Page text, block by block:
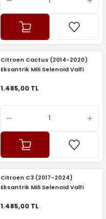
Citroen Cactus (2014-2020)
Eksantrik Mili Selenoid Valfi
1.485,00 TL
Citroen C3 (2017-2024)
Eksantrik Mili Selenoid Valfi
1.485,00 TL